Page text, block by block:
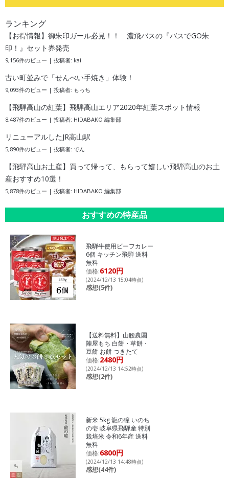
ランキング
【お得情報】御朱印ガール必見！！ 濃飛バスの『バスでGO朱
印！』セット券発売
9,156件のビュー | 投稿者: kai
古い町並みで「せんべい手焼き」体験！
9,093件のビュー | 投稿者: もっち
【飛騨高山の紅葉】飛騨高山エリア2020年紅葉スポット情報
8,487件のビュー | 投稿者: HIDABAKO 編集部
リニューアルしたJR高山駅
5,890件のビュー | 投稿者: でん
【飛騨高山お土産】買って帰って、もらって嬉しい飛騨高山のお土
産おすすめ10選！
5,878件のビュー | 投稿者: HIDABAKO 編集部
おすすめの特産品
飛騨牛使用ビーフカレー
6個 キッチン飛騨 送料
無料
価格:6120円
(2024/12/13 15:04時点)
感想(5件)
【送料無料】山腰農園
陣屋もち 白餅・草餅・
豆餅 お餅 つきたて
価格:2480円
(2024/12/13 14:52時点)
感想(2件)
新米 5kg 龍の瞳 いのち
の壱 岐阜県飛騨産 特別
栽培米 令和6年産 送料
無料
価格:6800円
(2024/12/13 14:48時点)
感想(44件)